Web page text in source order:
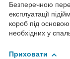
Безперечною
експлуатації
короб під основою
необхідних у
Приховати